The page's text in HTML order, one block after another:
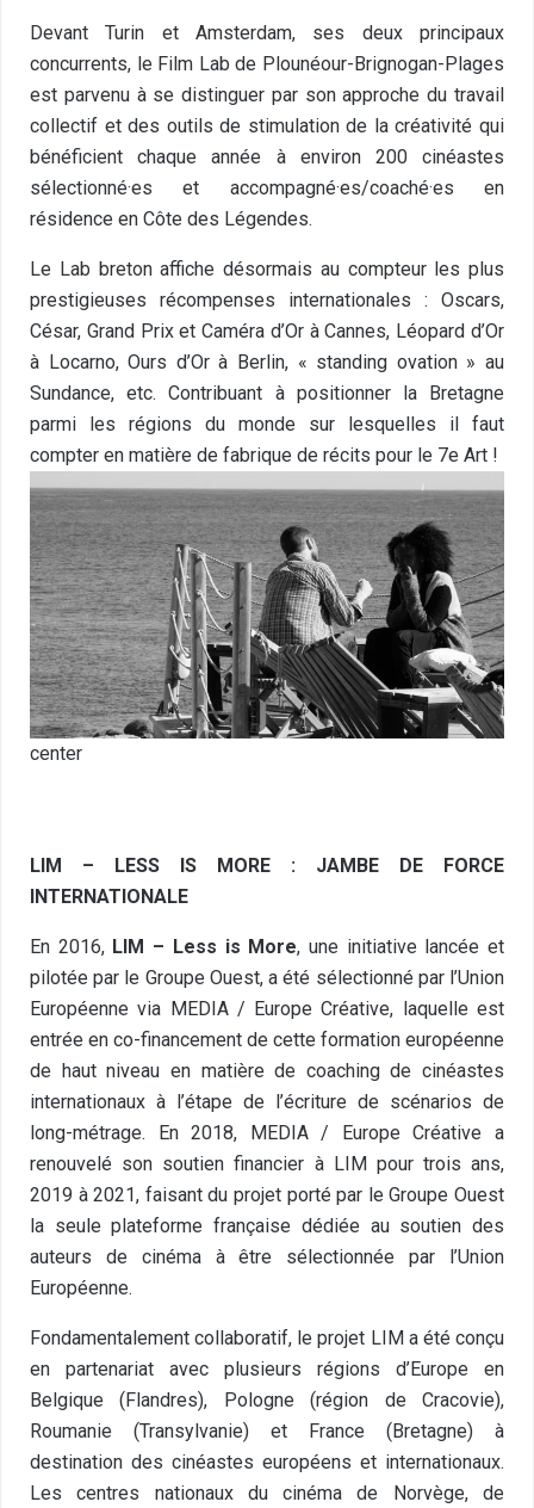
Devant Turin et Amsterdam, ses deux principaux
concurrents, le Film Lab de Plounéour-Brignogan-Plages
est parvenu à se distinguer par son approche du travail
collectif et des outils de stimulation de la créativité qui
bénéficient chaque année à environ 200 cinéastes
sélectionné·es et accompagné·es/coaché·es en
résidence en Côte des Légendes.
Le Lab breton affiche désormais au compteur les plus
prestigieuses récompenses internationales : Oscars,
César, Grand Prix et Caméra d’Or à Cannes, Léopard d’Or
à Locarno, Ours d’Or à Berlin, « standing ovation » au
Sundance, etc. Contribuant à positionner la Bretagne
parmi les régions du monde sur lesquelles il faut
compter en matière de fabrique de récits pour le 7e Art !
center
LIM – LESS IS MORE : JAMBE DE FORCE
INTERNATIONALE
En 2016, LIM – Less is More, une initiative lancée et
pilotée par le Groupe Ouest, a été sélectionné par l’Union
Européenne via MEDIA / Europe Créative, laquelle est
entrée en co-financement de cette formation européenne
de haut niveau en matière de coaching de cinéastes
internationaux à l’étape de l’écriture de scénarios de
long-métrage. En 2018, MEDIA / Europe Créative a
renouvelé son soutien financier à LIM pour trois ans,
2019 à 2021, faisant du projet porté par le Groupe Ouest
la seule plateforme française dédiée au soutien des
auteurs de cinéma à être sélectionnée par l’Union
Européenne.
Fondamentalement collaboratif, le projet LIM a été conçu
en partenariat avec plusieurs régions d’Europe en
Belgique (Flandres), Pologne (région de Cracovie),
Roumanie (Transylvanie) et France (Bretagne) à
destination des cinéastes européens et internationaux.
Les centres nationaux du cinéma de Norvège, de